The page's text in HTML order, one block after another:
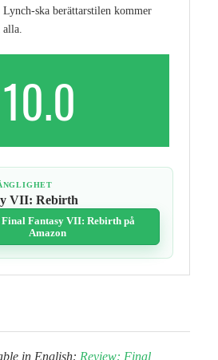
ska berättarstilen kommer
10.0
VII: Rebirth
Final Fantasy VII: Rebirth på
Amazon
in English: Review: Final